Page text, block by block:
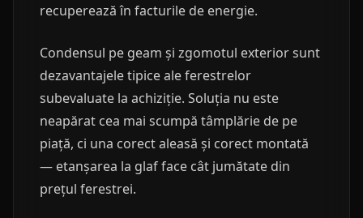
recuperează în facturile de energie.
Condensul pe geam și zgomotul exterior sunt
dezavantajele tipice ale ferestrelor
subevaluate la achiziție. Soluția nu este
neapărat cea mai scumpă tâmplărie de pe
piață, ci una corect aleasă și corect montată
— etanșarea la glaf face cât jumătate din
prețul ferestrei.